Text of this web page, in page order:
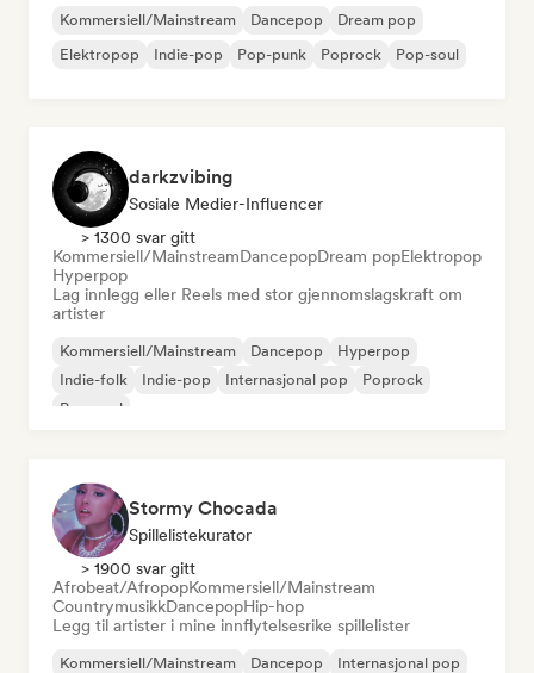
Kommersiell/Mainstream Dancepop
Dream pop
Elektropop
Indie-pop Pop-punk Poprock Pop-soul
darkzvibing
Sosiale Medier-Influencer
> 1300 svar gitt
Kommersiell/MainstreamDancepopDream popElektropop
Hyperpop
Lag innlegg eller Reels med stor gjennomslagskraft om
artister
Kommersiell/Mainstream Dancepop
Hyperpop
Indie-folk
Indie-pop Internasjonal pop
Poprock
Pop-soul
Stormy Chocada
Spillelistekurator
> 1900 svar gitt
Afrobeat/AfropopKommersiell/Mainstream
CountrymusikkDancepopHip-hop
Legg til artister i mine innflytelsesrike spillelister
Kommersiell/Mainstream Dancepop
Internasjonal pop